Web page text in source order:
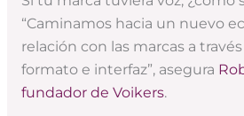
“Caminamos hacia un nuevo
relación con las marcas a
formato e interfaz”, asegura
fundador de Voikers.